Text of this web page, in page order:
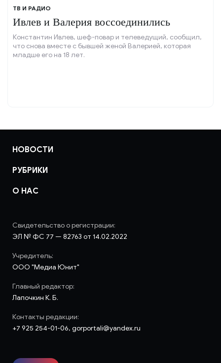
ТВ И РАДИО
Ивлев и Валерия воссоединились
Константин Ивлев, шеф-повар и телеведущий, сообщил,
что снова вместе с бывшей женой Валерией, которая
младше его на 18 лет.
НОВОСТИ
РУБРИКИ
О НАС
Свидетельство о регистрации:
ЭЛ № ФС 77 — 82763 от 14.02.2022
Учредитель:
ООО "Медиа Юнит"
Главный редактор:
Лапочкин К. Б.
Контакты редакции:
+7 925 254-01-06, gorportali@yandex.ru